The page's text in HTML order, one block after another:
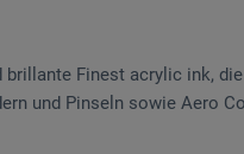
Finest acrylic ink,
und Pinseln sowie Aero